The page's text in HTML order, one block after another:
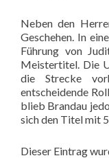
Neben den
Geschehen. In
Führung von
Meistertitel. Die
die Strecke
entscheidende
blieb Brandau
sich den Titel mit
Dieser Eintrag